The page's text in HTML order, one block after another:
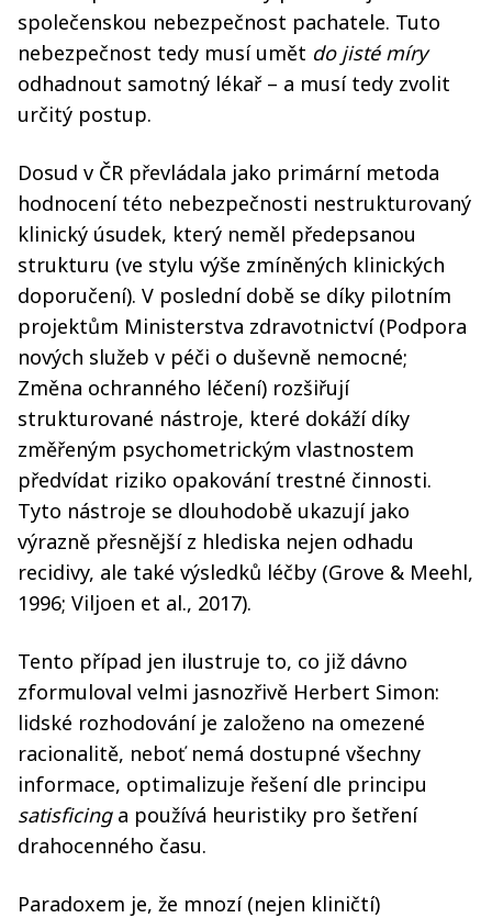
společenskou nebezpečnost pachatele. Tuto
nebezpečnost tedy musí umět do jisté míry
odhadnout samotný lékař – a musí tedy zvolit
určitý postup.
Dosud v ČR převládala jako primární metoda
hodnocení této nebezpečnosti nestrukturovaný
klinický úsudek, který neměl předepsanou
strukturu (ve stylu výše zmíněných klinických
doporučení). V poslední době se díky pilotním
projektům Ministerstva zdravotnictví (Podpora
nových služeb v péči o duševně nemocné;
Změna ochranného léčení) rozšiřují
strukturované nástroje, které dokáží díky
změřeným psychometrickým vlastnostem
předvídat riziko opakování trestné činnosti.
Tyto nástroje se dlouhodobě ukazují jako
výrazně přesnější z hlediska nejen odhadu
recidivy, ale také výsledků léčby (Grove & Meehl,
1996; Viljoen et al., 2017).
Tento případ jen ilustruje to, co již dávno
zformuloval velmi jasnozřivě Herbert Simon:
lidské rozhodování je založeno na omezené
racionalitě, neboť nemá dostupné všechny
informace, optimalizuje řešení dle principu
satisficing a používá heuristiky pro šetření
drahocenného času.
Paradoxem je, že mnozí (nejen kliničtí)